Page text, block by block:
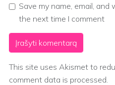
Save my name, email,
the next time I comment
This site uses Akismet to
comment data is processed.